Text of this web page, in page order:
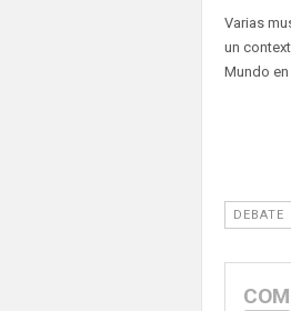
Varias
un
Mundo
DEBATE